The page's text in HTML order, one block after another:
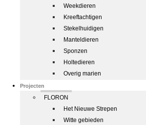
Weekdieren
Kreeftachtigen
Stekelhuidigen
Manteldieren
Sponzen
Holtedieren
Overig marien
Projecten
FLORON
Het Nieuwe Strepen
Witte gebieden